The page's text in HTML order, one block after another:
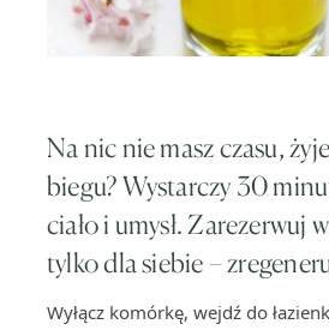
Na nic nie masz czasu,
biegu? Wystarczy 30
ciało i umysł. Zarezerwuj
tylko dla siebie –
Wyłącz komórkę, wejdź do